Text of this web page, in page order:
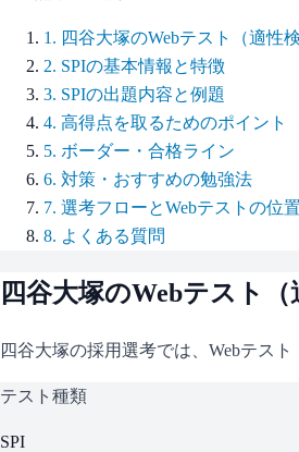
1 . 四谷大塚のWebテスト（適性
2. SPIの基本情報と特徴
3. SPIの出題内容と例題
4. 高得点を取るためのポイント
5. ボーダー・合格ライン
6. 対策・おすすめの勉強法
7. 選考フローとWebテストの位
8. よくある質問
四谷大塚のWebテスト
四谷大塚の採用選考では、Webテス
テスト種類
SPI